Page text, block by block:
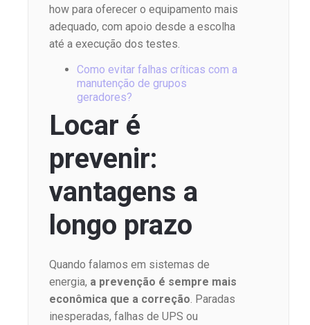
how para oferecer o equipamento mais
adequado, com apoio desde a escolha
até a execução dos testes.
Como evitar falhas críticas com a
manutenção de grupos
geradores?
Locar é
prevenir:
vantagens a
longo prazo
Quando falamos em sistemas de
energia, a prevenção é sempre mais
econômica que a correção . Paradas
inesperadas, falhas de UPS ou